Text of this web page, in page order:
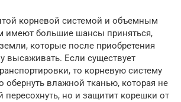
корневой системой и объемным
большие шансы приняться,
которые после приобретения
высаживать. Если существует
то корневую систему
обернуть влажной тканью, которая не
пересохнуть, но и защитит корешки от